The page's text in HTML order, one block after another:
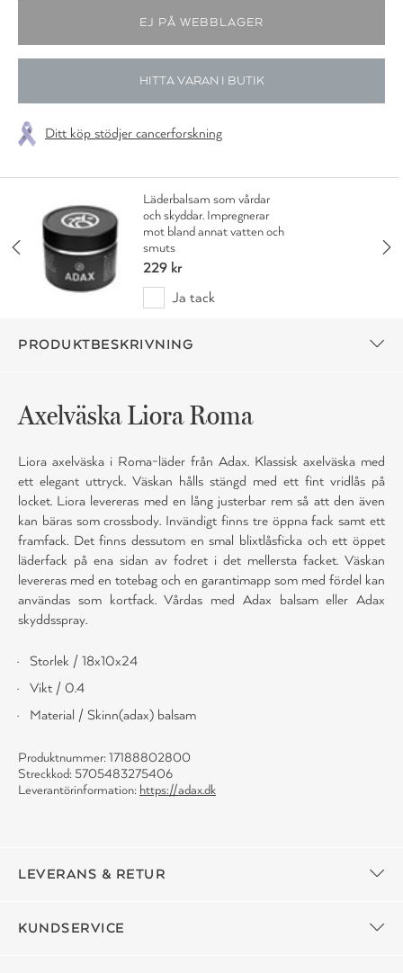
HITTA VARAN I BUTIK
Ditt köp stödjer cancerforskning
Läderbalsam som vårdar
och skyddar. Impregnerar
mot bland annat vatten och
smuts
229 kr
Ja tack
PRODUKTBESKRIVNING
Axelväska Liora Roma
Liora axelväska i Roma-läder från Adax. Klassisk axelväska med
ett elegant uttryck. Väskan hålls stängd med ett fint vridlås på
locket. Liora levereras med en lång justerbar rem så att den även
kan bäras som crossbody. Invändigt finns tre öppna fack samt ett
framfack. Det finns dessutom en smal blixtlåsficka och ett öppet
läderfack på ena sidan av fodret i det mellersta facket. Väskan
levereras med en totebag och en garantimapp som med fördel kan
användas som kortfack. Vårdas med Adax balsam eller Adax
skyddsspray.
Storlek / 18x10x24
Vikt / 0.4
Material / Skinn(adax) balsam
Produktnummer: 17188802800
Streckkod: 5705483275406
Leverantörinformation: https://adax.dk
LEVERANS & RETUR
KUNDSERVICE